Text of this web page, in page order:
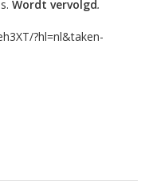
Wordt vervolgd.
?hl=nl&taken-